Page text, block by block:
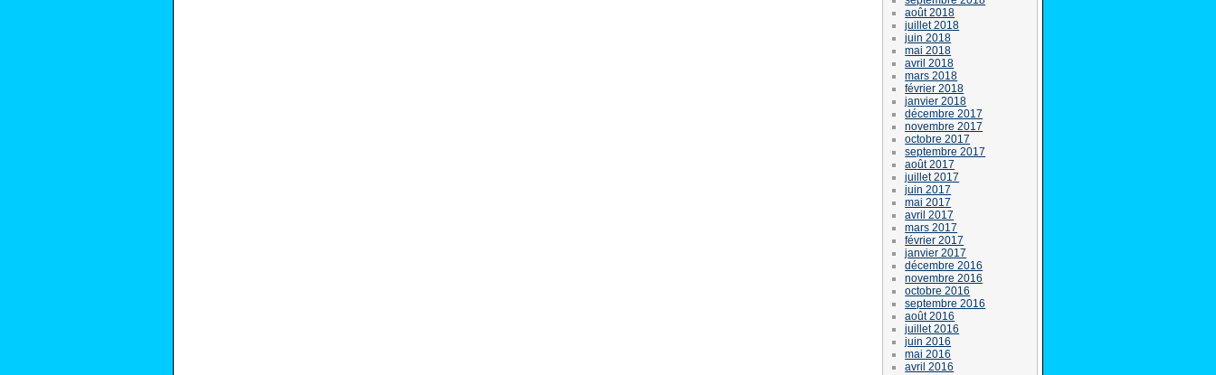
août 2018
juillet 2018
juin 2018
mai 2018
avril 2018
mars 2018
février 2018
janvier 2018
décembre 2017
novembre 2017
octobre 2017
septembre 2017
août 2017
juillet 2017
juin 2017
mai 2017
avril 2017
mars 2017
février 2017
janvier 2017
décembre 2016
novembre 2016
octobre 2016
septembre 2016
août 2016
juillet 2016
juin 2016
mai 2016
avril 2016